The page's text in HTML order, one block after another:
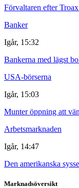
Förvaltaren efter
Banker
Igår, 15:32
Bankerna med lägst
USA-börserna
Igår, 15:03
Munter öppning att
Arbetsmarknaden
Igår, 14:47
Den amerikanska
Marknadsöversikt